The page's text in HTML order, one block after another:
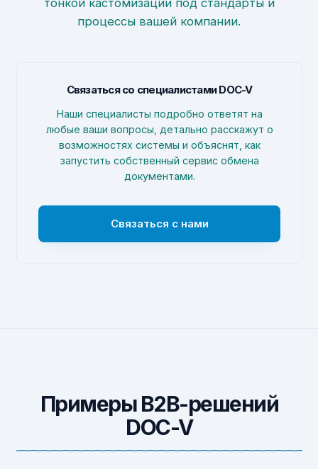
тонкой кастомизации под стандарты и
процессы вашей компании.
Связаться со специалистами DOC-V
Наши специалисты подробно ответят на
любые ваши вопросы, детально расскажут о
возможностях системы и объяснят, как
запустить собственный сервис обмена
документами.
Связаться с нами
Примеры B2B-решений
DOC-V